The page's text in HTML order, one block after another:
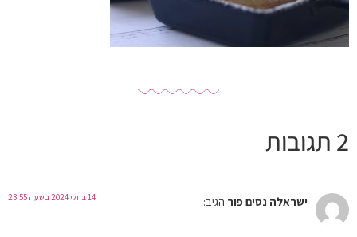
2 תגובות
ישראלה נסים פור הגיב: 14 ביולי 2024 בשעה 23:55